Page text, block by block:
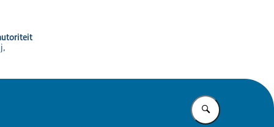
Vul in wat u